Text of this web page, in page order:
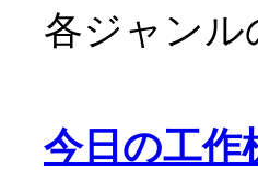
各ジャンル
今日の工作